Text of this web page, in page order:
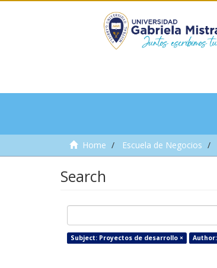
Home Escuela de Negocios
Search
Subject: Proyectos de desarrollo ×